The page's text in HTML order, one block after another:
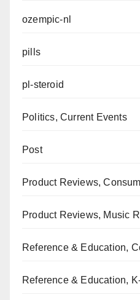
ozempic-nl
pills
pl-steroid
Politics, Current Events
Post
Product Reviews,
Product Reviews, Music
Reference & Education,
Reference & Education,